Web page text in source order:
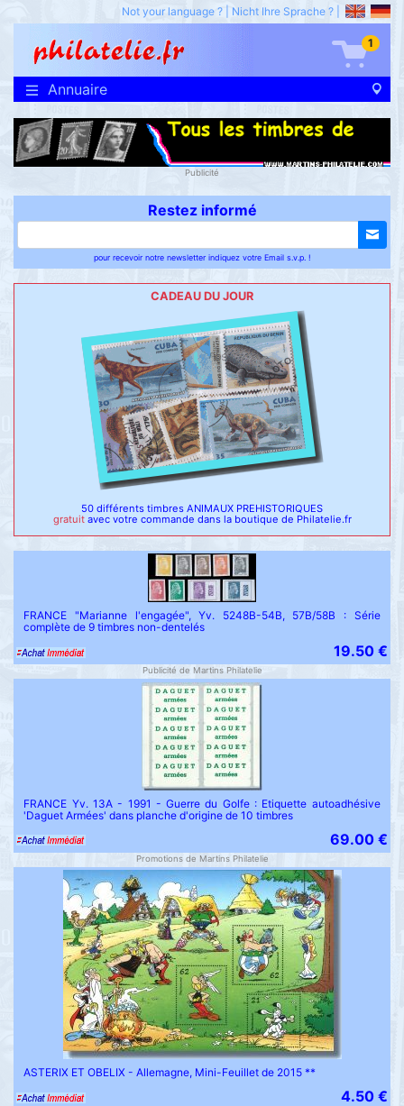
Not your language ? Nicht Ihre Sprache ?
1
Annuaire
Publicité
Restez informé
pour recevoir notre newsletter indiquez votre Email s.v.p. !
CADEAU DU JOUR
50 différents timbres ANIMAUX PREHISTORIQUES
gratuit avec votre commande dans la boutique de Philatelie.fr
FRANCE "Marianne l'engagée", Yv. 5248B-54B, 57B/58B : Série
complète de 9 timbres non-dentelés
19.50 €
Publicité de Martins Philatelie
FRANCE Yv. 13A - 1991 - Guerre du Golfe : Etiquette autoadhésive
'Daguet Armées' dans planche d'origine de 10 timbres
69.00 €
Promotions de Martins Philatelie
ASTERIX ET OBELIX - Allemagne, Mini-Feuillet de 2015 **
4.50 €